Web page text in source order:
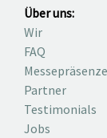
Über uns:
Wir
FAQ
Partner
Testimonials
Jobs